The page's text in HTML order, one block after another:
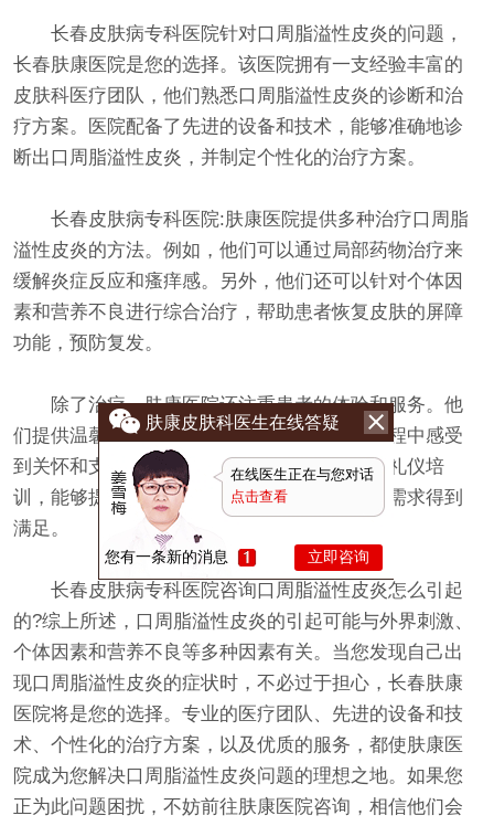
长春皮肤病专科医院针对口周脂溢性皮炎的问题，
长春肤康医院是您的选择。该医院拥有一支经验丰富的
皮肤科医疗团队，他们熟悉口周脂溢性皮炎的诊断和治
疗方案。医院配备了先进的设备和技术，能够准确地诊
断出口周脂溢性皮炎，并制定个性化的治疗方案。
长春皮肤病专科医院:肤康医院提供多种治疗口周脂
溢性皮炎的方法。例如，他们可以通过局部药物治疗来
缓解炎症反应和瘙痒感。另外，他们还可以针对个体因
素和营养不良进行综合治疗，帮助患者恢复皮肤的屏障
功能，预防复发。
除了治疗，肤康医院还注重患者的体验和服务。他
们提供温馨舒适的就诊环境，让患者在治疗过程中感受
到关怀和支持。医院的工作人员接受过专业的礼仪培
训，能够提供周到、细致的服务，确保患者的需求得到
满足。
长春皮肤病专科医院咨询口周脂溢性皮炎怎么引起
的?综上所述，口周脂溢性皮炎的引起可能与外界刺激、
个体因素和营养不良等多种因素有关。当您发现自己出
现口周脂溢性皮炎的症状时，不必过于担心，长春肤康
医院将是您的选择。专业的医疗团队、先进的设备和技
术、个性化的治疗方案，以及优质的服务，都使肤康医
院成为您解决口周脂溢性皮炎问题的理想之地。如果您
正为此问题困扰，不妨前往肤康医院咨询，相信他们会
肤康皮肤科医生在线答疑
在线医生正在与您对话
点击查看
您有一条新的消息 立即咨询